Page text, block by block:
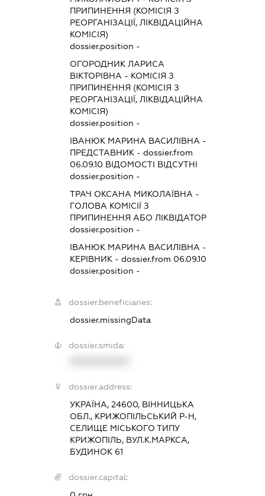
ПРИПИНЕННЯ (КОМІСІЯ З
РЕОРГАНІЗАЦІЇ, ЛІКВІДАЦІЙНА
КОМІСІЯ)
dossier.position -
ОГОРОДНИК ЛАРИСА
ВІКТОРІВНА - КОМІСІЯ З
ПРИПИНЕННЯ (КОМІСІЯ З
РЕОРГАНІЗАЦІЇ, ЛІКВІДАЦІЙНА
КОМІСІЯ)
dossier.position -
ІВАНЮК МАРИНА ВАСИЛІВНА -
ПРЕДСТАВНИК - dossier.from
06.09.10 ВІДОМОСТІ ВІДСУТНІ
dossier.position -
ТРАЧ ОКСАНА МИКОЛАЇВНА -
ГОЛОВА КОМІСІЇ З
ПРИПИНЕННЯ АБО ЛІКВІДАТОР
dossier.position -
ІВАНЮК МАРИНА ВАСИЛІВНА -
КЕРІВНИК - dossier.from 06.09.10
dossier.position -
dossier.beneficiaries:
dossier.missingData
dossier.smida:
dossier.address:
УКРАЇНА, 24600, ВІННИЦЬКА
ОБЛ., КРИЖОПІЛЬСЬКИЙ Р-Н,
СЕЛИЩЕ МІСЬКОГО ТИПУ
КРИЖОПІЛЬ, ВУЛ.К.МАРКСА,
БУДИНОК 61
dossier.capital: